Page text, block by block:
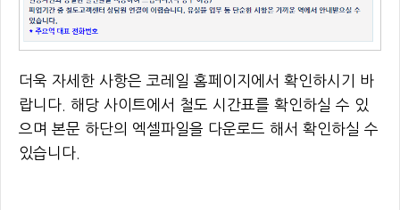
더욱 자세한 사항은 코레일 홈페이지에서 확인하시기 바
랍니다. 해당 사이트에서 철도 시간표를 확인하실 수 있
으며 본문 하단의 엑셀파일을 다운로드 해서 확인하실 수
있습니다.